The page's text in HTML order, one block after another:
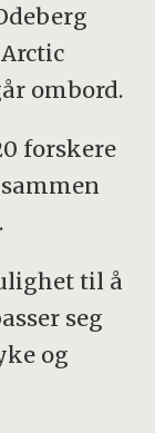
ombord.
forskere
til å
seg
og